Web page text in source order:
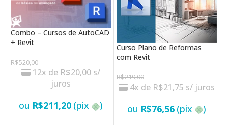
Combo – Cursos de AutoCAD
+ Revit
R$520,00
12x de R$20,00 s/
juros
ou R$211,20 (pix )
Curso Plano de Reformas
com Revit
R$219,00
4x de R$21,75 s/ juros
ou R$76,56 (pix )